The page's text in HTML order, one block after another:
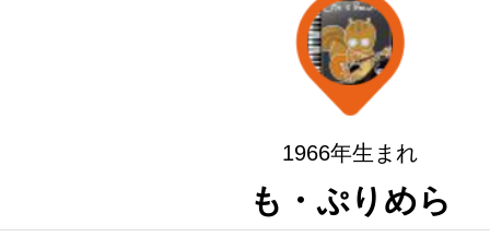
1966年生まれ
も・ぷりめら